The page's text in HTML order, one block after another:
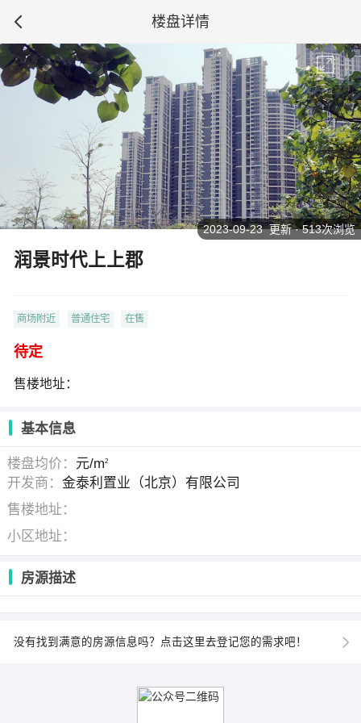
楼盘详情
润景时代上上郡
商场附近 普通住宅 在售
待定
售楼地址：
2023-09-23 更新 · 513次浏览
基本信息
楼盘均价： 元/m2
开发商：金泰利置业（北京）有限公司
售楼地址：
小区地址：
房源描述
没有找到满意的房源信息吗？点击这里去登记您的需求吧！